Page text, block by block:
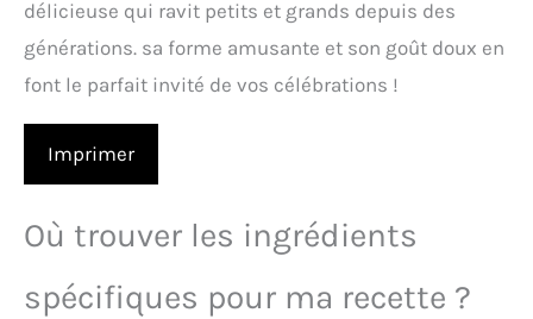
délicieuse qui ravit petits et grands depuis des
générations. sa forme amusante et son goût doux en
font le parfait invité de vos célébrations !
Imprimer
Où trouver les ingrédients
spécifiques pour ma recette ?